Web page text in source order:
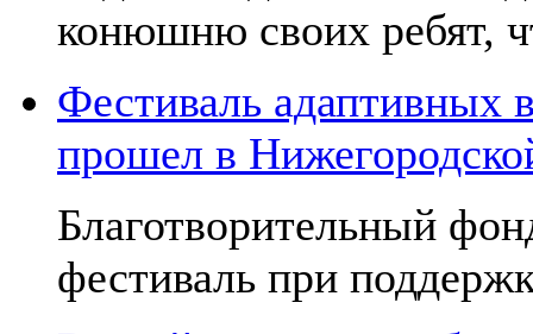
конюшню своих ребят,
Фестиваль адаптивных
прошел в
Благотворительный
фестиваль при